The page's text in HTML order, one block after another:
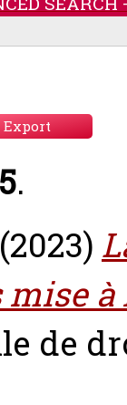
5.
(2023)
de